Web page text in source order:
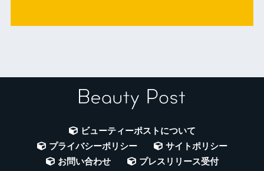
ビューティーポストについて
プライバシーポリシー
サイトポリシー
お問い合わせ
プレスリリース受付